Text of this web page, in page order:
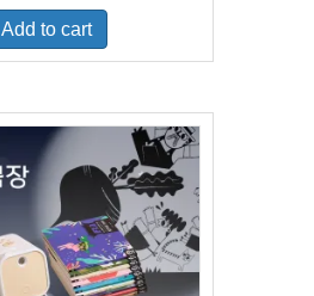
was:
$160.00.
is:
Add to cart